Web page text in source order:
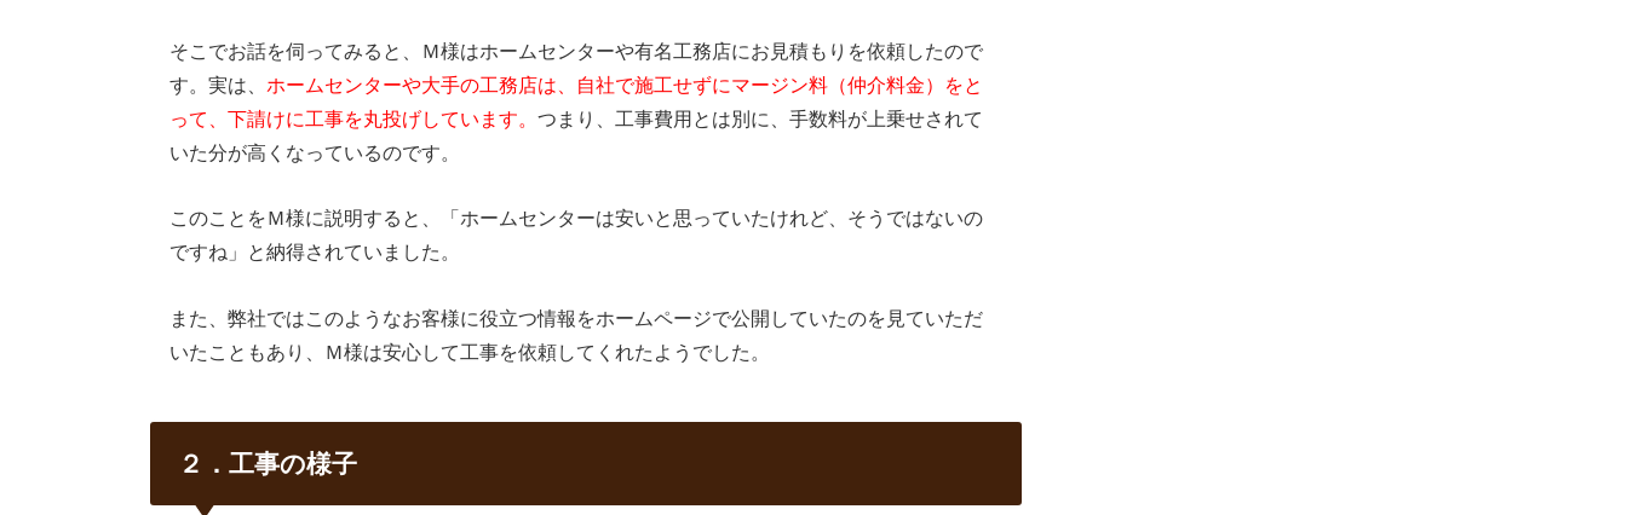
そこでお話を伺ってみると、Ｍ様はホームセンターや有名工務店にお見積もりを依頼したので
す。実は、ホームセンターや大手の工務店は、自社で施工せずにマージン料（仲介料金）をと
って、下請けに工事を丸投げしています。つまり、工事費用とは別に、手数料が上乗せされて
いた分が高くなっているのです。
このことをＭ様に説明すると、「ホームセンターは安いと思っていたけれど、そうではないの
ですね」と納得されていました。
また、弊社ではこのようなお客様に役立つ情報をホームページで公開していたのを見ていただ
いたこともあり、Ｍ様は安心して工事を依頼してくれたようでした。
２．工事の様子